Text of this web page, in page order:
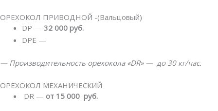
ОРЕХОКОЛ ПРИВОДНОЙ -(Вальцовый)
DP — 32 000 руб.
DPE —
— Производительность орехокола «DR» — до 30 кг/час.
ОРЕХОКОЛ МЕХАНИЧЕСКИЙ
DR — от 15 000 руб.